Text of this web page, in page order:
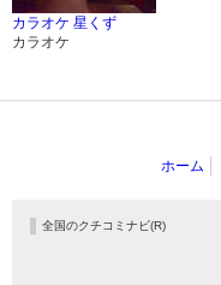
カラオケ 星くず
カラオケ
ホーム
全国のクチコミナビ(R)